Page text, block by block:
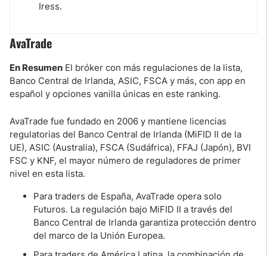
Iress.
AvaTrade
En Resumen El bróker con más regulaciones de la lista,
Banco Central de Irlanda, ASIC, FSCA y más, con app en
español y opciones vanilla únicas en este ranking.
AvaTrade fue fundado en 2006 y mantiene licencias
regulatorias del Banco Central de Irlanda (MiFID II de la
UE), ASIC (Australia), FSCA (Sudáfrica), FFAJ (Japón), BVI
FSC y KNF, el mayor número de reguladores de primer
nivel en esta lista.
Para traders de España, AvaTrade opera solo
Futuros. La regulación bajo MiFID II a través del
Banco Central de Irlanda garantiza protección dentro
del marco de la Unión Europea.